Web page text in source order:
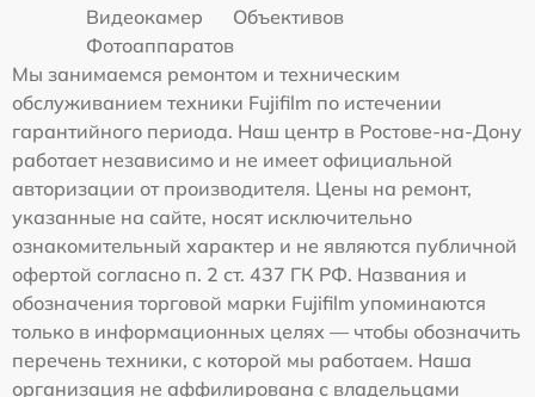
Видеокамер
Объективов
Фотоаппаратов
Мы занимаемся ремонтом и техническим
обслуживанием техники Fujifilm по истечении
гарантийного периода. Наш центр в Ростове-на-Дону
работает независимо и не имеет официальной
авторизации от производителя. Цены на ремонт,
указанные на сайте, носят исключительно
ознакомительный характер и не являются публичной
офертой согласно п. 2 ст. 437 ГК РФ. Названия и
обозначения торговой марки Fujifilm упоминаются
только в информационных целях — чтобы обозначить
перечень техники, с которой мы работаем. Наша
организация не аффилирована с владельцами